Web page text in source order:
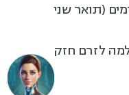
(תואר שני
לזרם חזק